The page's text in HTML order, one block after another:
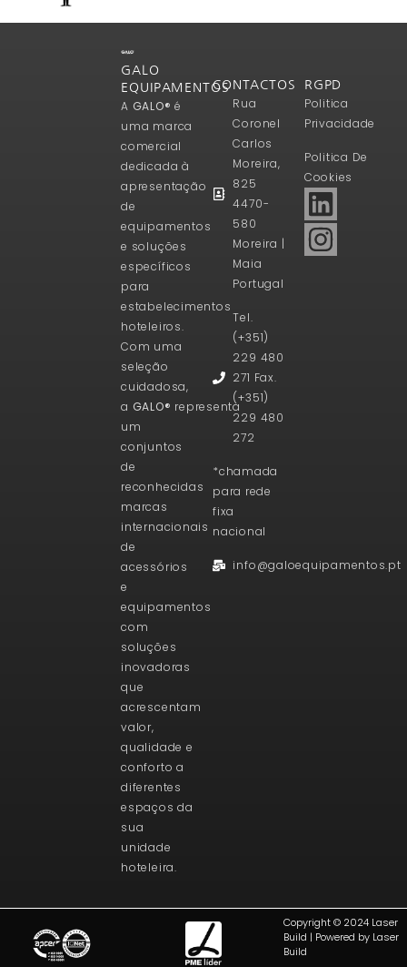
GALO
EQUIPAMENTOS
A GALO® é
uma marca
comercial
dedicada à
apresentação
de
equipamentos
e soluções
específicos
para
estabelecimentos
hoteleiros.
Com uma
seleção
cuidadosa,
a GALO® representa
um
conjuntos
de
reconhecidas
marcas
internacionais
de
acessórios
e
equipamentos
com
soluções
inovadoras
que
acrescentam
valor,
qualidade e
conforto a
diferentes
espaços da
sua
unidade
hoteleira.
CONTACTOS
Rua
Coronel
Carlos
Moreira,
825
4470-
580
Moreira |
Maia
Portugal
Tel.
(+351)
229 480
271 Fax.
(+351)
229 480
272
*chamada
para rede
fixa
nacional
info@galoequipamentos.pt
RGPD
Politica
Privacidade
Politica De
Cookies
Copyright © 2024 Laser
Build | Powered by Laser
Build